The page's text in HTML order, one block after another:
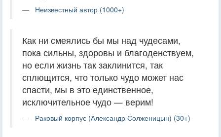
Неизвестный автор (1000+)
Как ни смеялись бы мы над чудесами,
пока сильны, здоровы и благоденствуем,
но если жизнь так заклинится, так
сплющится, что только чудо может нас
спасти, мы в это единственное,
исключительное чудо — верим!
Раковый корпус (Александр Солженицын) (30+)